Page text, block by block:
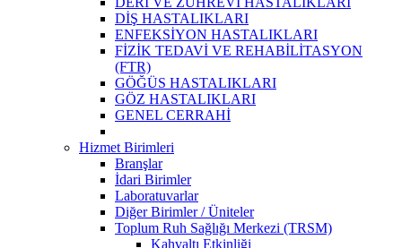
DİŞ HASTALIKLARI
ENFEKSİYON HASTALIKLARI
FİZİK TEDAVİ VE REHABİLİTASYON
(FTR)
GÖĞÜS HASTALIKLARI
GÖZ HASTALIKLARI
GENEL CERRAHİ
Hizmet Birimleri
Branşlar
İdari Birimler
Laboratuvarlar
Diğer Birimler / Üniteler
Toplum Ruh Sağlığı Merkezi (TRSM)
Kahvaltı Etkinliği